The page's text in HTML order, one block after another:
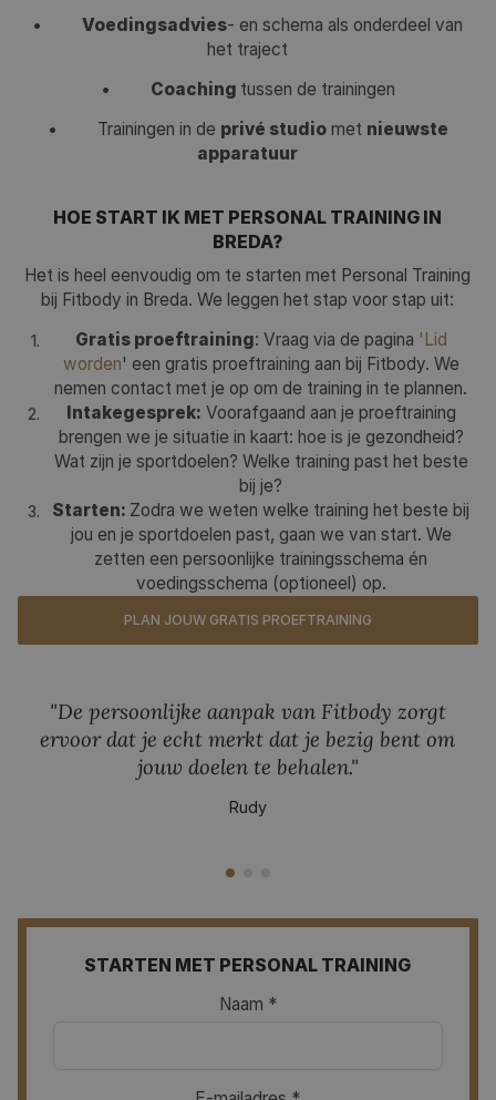
•Voedingsadvies- en schema als onderdeel van
het traject
• Coaching tussen de trainingen
• Trainingen in de privé studiomet nieuwste
apparatuur
HOE START IK MET PERSONAL TRAINING IN
BREDA?
Het is heel eenvoudig om te starten met Personal Training
bij Fitbody in Breda. We leggen het stap voor stap uit:
Gratis proeftraining: Vraag via de pagina 'Lid
worden' een gratis proeftraining aan bij Fitbody. We
nemen contact met je op om de training in te plannen.
Intakegesprek: Voorafgaand aan je proeftraining
brengen we je situatie in kaart: hoe is je gezondheid?
Wat zijn je sportdoelen? Welke training past het beste
bij je?
Starten: Zodra we weten welke training het beste bij
jou en je sportdoelen past, gaan we van start. We
zetten een persoonlijke trainingsschema én
voedingsschema (optioneel) op.
PLAN JOUW GRATIS PROEFTRAINING
"De persoonlijke aanpak van Fitbody zorgt
ervoor dat je echt merkt dat je bezig bent om
jouw doelen te behalen."
Rudy
STARTEN MET PERSONAL TRAINING
Naam *